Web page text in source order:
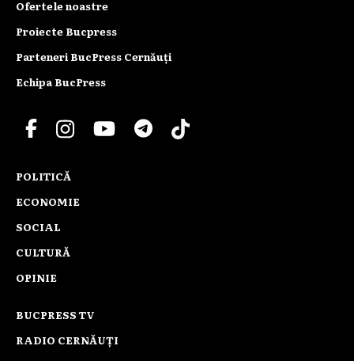
Ofertele noastre
Proiecte Bucpress
Parteneri BucPress Cernăuți
Echipa BucPress
POLITICĂ
ECONOMIE
SOCIAL
CULTURĂ
OPINIE
BUCPRESS TV
RADIO CERNĂUȚI